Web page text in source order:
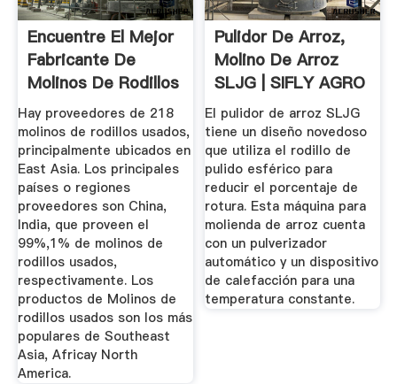
Encuentre El Mejor
Fabricante De
Molinos De Rodillos
...
Hay proveedores de 218
molinos de rodillos usados,
principalmente ubicados en
East Asia. Los principales
países o regiones
proveedores son China,
India, que proveen el
99%,1% de molinos de
rodillos usados,
respectivamente. Los
productos de Molinos de
rodillos usados son los más
populares de Southeast
Asia, Africay North
America.
Pulidor De Arroz,
Molino De Arroz
SLJG | SIFLY AGRO
El pulidor de arroz SLJG
tiene un diseño novedoso
que utiliza el rodillo de
pulido esférico para
reducir el porcentaje de
rotura. Esta máquina para
molienda de arroz cuenta
con un pulverizador
automático y un dispositivo
de calefacción para una
temperatura constante.